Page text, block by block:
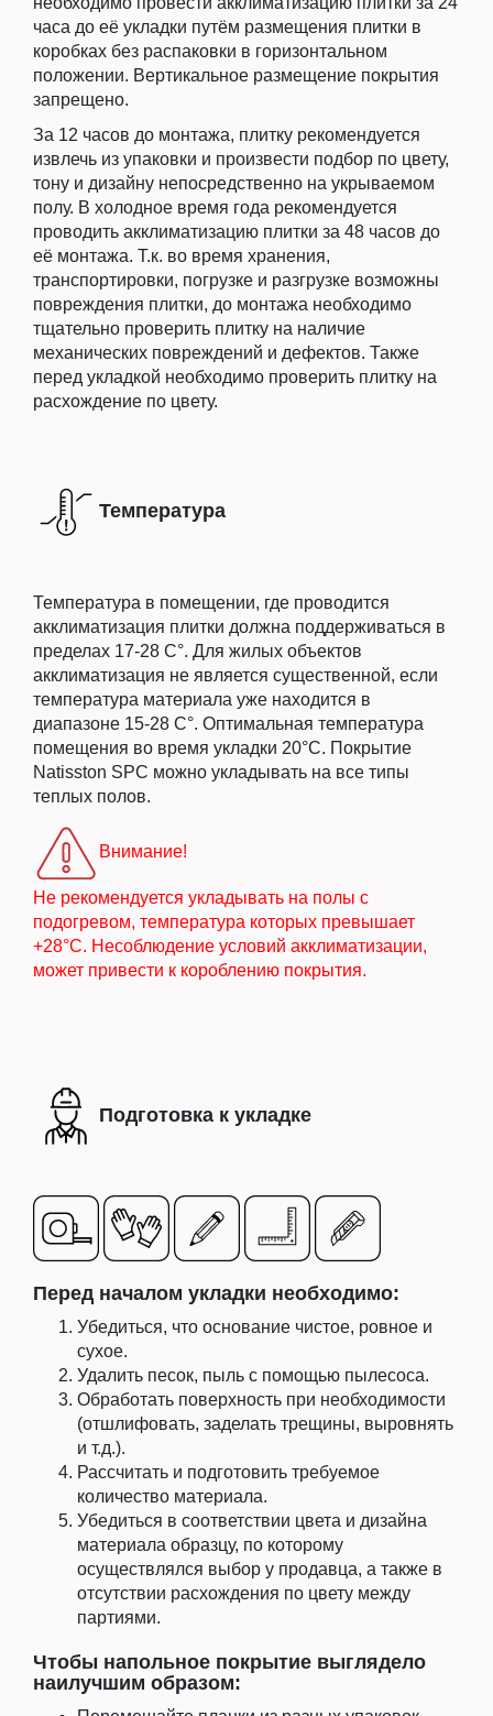
часа до её укладки путём размещения плитки в
коробках без распаковки в горизонтальном
положении. Вертикальное размещение покрытия
запрещено.
За 12 часов до монтажа, плитку рекомендуется
извлечь из упаковки и произвести подбор по цвету,
тону и дизайну непосредственно на укрываемом
полу. В холодное время года рекомендуется
проводить акклиматизацию плитки за 48 часов до
её монтажа. Т.к. во время хранения,
транспортировки, погрузке и разгрузке возможны
повреждения плитки, до монтажа необходимо
тщательно проверить плитку на наличие
механических повреждений и дефектов. Также
перед укладкой необходимо проверить плитку на
расхождение по цвету.
Температура
Температура в помещении, где проводится
акклиматизация плитки должна поддерживаться в
пределах 17-28 C°. Для жилых объектов
акклиматизация не является существенной, если
температура материала уже находится в
диапазоне 15-28 C°. Оптимальная температура
помещения во время укладки 20°C. Покрытие
Natisston SPC можно укладывать на все типы
теплых полов.
Внимание!
Не рекомендуется укладывать на полы с
подогревом, температура которых превышает
+28°С. Несоблюдение условий акклиматизации,
может привести к короблению покрытия.
Подготовка к укладке
Перед началом укладки необходимо:
Убедиться, что основание чистое, ровное и
сухое.
Удалить песок, пыль с помощью пылесоса.
Обработать поверхность при необходимости
(отшлифовать, заделать трещины, выровнять
и т.д.).
Рассчитать и подготовить требуемое
количество материала.
Убедиться в соответствии цвета и дизайна
материала образцу, по которому
осуществлялся выбор у продавца, а также в
отсутствии расхождения по цвету между
партиями.
Чтобы напольное покрытие выглядело
наилучшим образом: